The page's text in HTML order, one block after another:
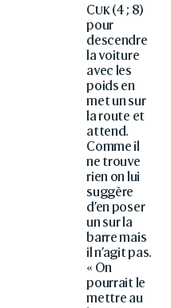
Cuk (4 ; 8)
pour
descendre
la voiture
avec les
poids en
met un sur
la route et
attend.
Comme il
ne trouve
rien on lui
suggère
d’en poser
un sur la
barre mais
il n’agit pas.
« On
pourrait le
mettre au